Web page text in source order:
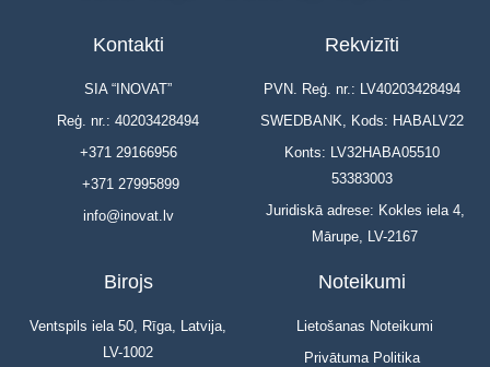
Kontakti
SIA “INOVAT”
Reģ. nr.: 40203428494
+371 29166956
+371 27995899
info@inovat.lv
Rekvizīti
PVN. Reģ. nr.: LV40203428494
SWEDBANK, Kods: HABALV22
Konts: LV32HABA05510
53383003
Juridiskā adrese: Kokles iela 4,
Mārupe, LV-2167
Birojs
Ventspils iela 50, Rīga, Latvija,
LV-1002
Noteikumi
Lietošanas Noteikumi
Privātuma Politika